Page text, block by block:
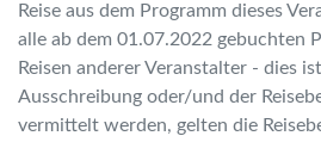
Reise aus dem Programm dieses
alle ab dem 01.07.2022 gebuchten
Reisen anderer Veranstalter - dies
Ausschreibung oder/und der
vermittelt werden, gelten die